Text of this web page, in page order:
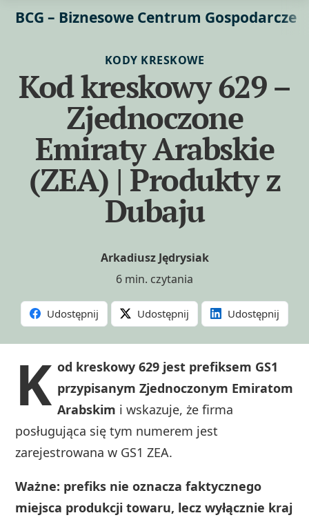
BCG – Biznesowe Centrum Gospodarcze
KODY KRESKOWE
Kod kreskowy 629 –
Zjednoczone
Emiraty Arabskie
(ZEA) | Produkty z
Dubaju
Arkadiusz Jędrysiak
6 min. czytania
Udostępnij Udostępnij Udostępnij
K od kreskowy 629 jest prefiksem GS1
przypisanym Zjednoczonym Emiratom
Arabskim i wskazuje, że firma
posługująca się tym numerem jest
zarejestrowana w GS1 ZEA.
Ważne: prefiks nie oznacza faktycznego
miejsca produkcji towaru, lecz wyłącznie kraj